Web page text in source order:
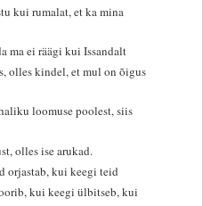
kui rumalat, et ka mina
ma ei räägi kui Issandalt
olles kindel, et mul on õigus
loomuse poolest, siis
olles ise arukad.
orjastab, kui keegi teid
kui keegi ülbitseb, kui